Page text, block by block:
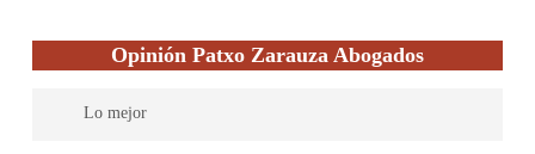
Opinión Patxo Zarauza Abogados
Lo mejor